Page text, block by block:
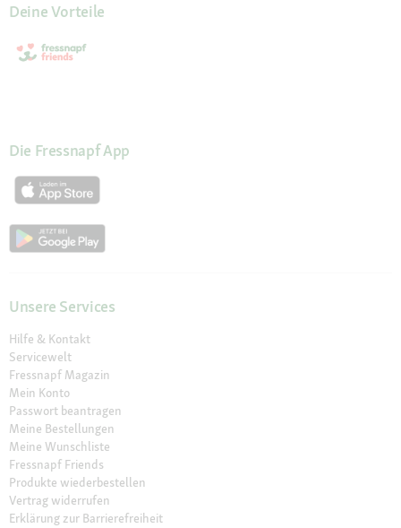
Deine Vorteile
Die Fressnapf App
Unsere Services
Hilfe & Kontakt
Servicewelt
Fressnapf Magazin
Mein Konto
Passwort beantragen
Meine Bestellungen
Meine Wunschliste
Fressnapf Friends
Produkte wiederbestellen
Vertrag widerrufen
Erklärung zur Barrierefreiheit